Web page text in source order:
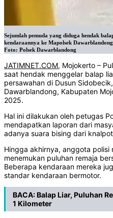
Sejumlah pemuda yang diduga hendak
kendaraannya ke Mapolsek
Foto: Polsek Dawarblandong
JATIMNET.COM, Mojokerto –
saat hendak menggelar balap
persawahan di Dusun
Dawarblandong, Kabupaten
2025.
Hal ini dilakukan oleh petugas
mendapatkan laporan dari
adanya suara bising dari
Hingga akhirnya, anggota polisi
menemukan puluhan remaja
Beberapa kendaraan mereka
standar kendaraan bermotor.
BACA:Balap Liar, Puluhan
1 Kilometer